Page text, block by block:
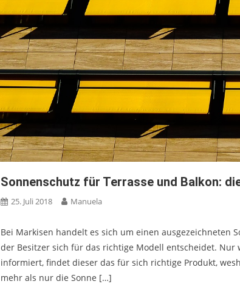
Sonnenschutz für Terrasse und Balkon:
25. Juli 2018 Manuela
Bei Markisen handelt es sich um einen ausgezeichneten
der Besitzer sich für das richtige Modell entscheidet.
informiert, findet dieser das für sich richtige Produkt,
mehr als nur die Sonne […]